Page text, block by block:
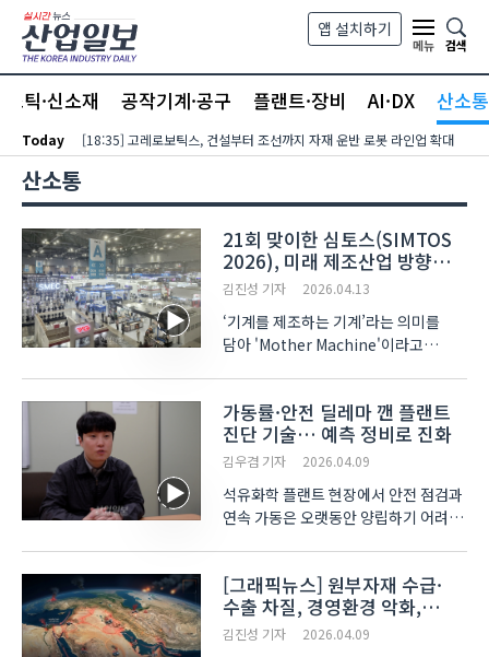
본문 바로가기
앱 설치하기
메뉴
검색
틱·신소재 공작기계·공구 플랜트·장비 AI·DX 산소통
Today [18:35] 고레로보틱스, 건설부터 조선까지 자재 운반 로봇 라인업 확대
산소통
21회 맞이한 심토스(SIMTOS
2026), 미래 제조산업 방향성
제시
김진성 기자 2026.04.13
‘기계를 제조하는 기계’라는 의미를
담아 'Mother Machine'이라고
세계에서 생산 6위, 소비 7위에 이름을
올릴 정도의 공작기계 강국이다. 이에
한국공작기계산업계를 대표하..
가동률·안전 딜레마 깬 플랜트
진단 기술… 예측 정비로 진화
김우겸 기자 2026.04.09
석유화학 플랜트 현장에서 안전 점검과
연속 가동은 오랫동안 양립하기 어려운
가동률을 유지하려면 정기 보수(TA)
까지 점검을 미뤄야 했다. 기존의
구조적 딜레마를 깨고 운..
[그래픽뉴스] 원부자재 수급·
수출 차질, 경영환경 악화,
중동전쟁이 중소기업에 남긴
김진성 기자 2026.04.09